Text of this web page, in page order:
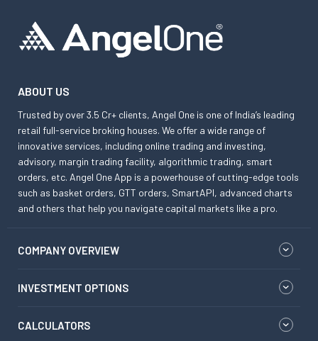
ABOUT US
Trusted by over 3.5 Cr+ clients, Angel One is one of India’s leading
retail full-service broking houses. We offer a wide range of
innovative services, including online trading and investing,
advisory, margin trading facility, algorithmic trading, smart
orders, etc. Angel One App is a powerhouse of cutting-edge tools
such as basket orders, GTT orders, SmartAPI, advanced charts
and others that help you navigate capital markets like a pro.
COMPANY OVERVIEW
INVESTMENT OPTIONS
CALCULATORS